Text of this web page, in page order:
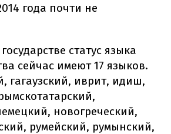
года почти не
статус языка
сейчас имеют 17 языков.
гагаузский, иврит, идиш,
новогреческий,
румейский, румынский,